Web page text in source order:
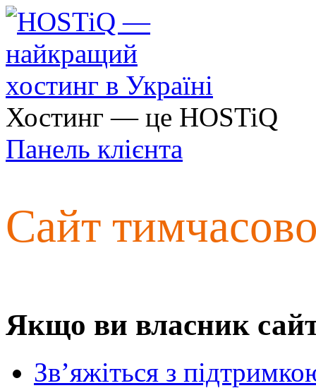
Хостинг — це HOSTiQ
Панель клієнта
Сайт
Якщо ви власник
Зв’яжіться з